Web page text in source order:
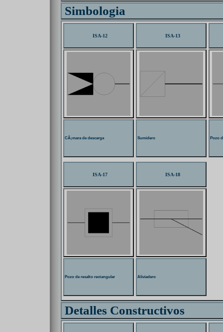
Simbologia
ISA-12
CÃ¡mara de descarga
ISA-13
Sumidero Pozo
ISA-17
Pozo de resalto rectangular
ISA-18
Aliviadero
Detalles Constructivos